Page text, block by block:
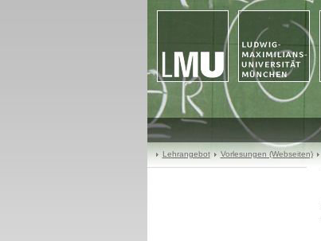
Lehrangebot Vorlesungen (Webseiten)